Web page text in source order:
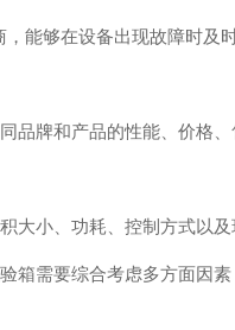
够在设备出现故障时及时
牌和产品的性能、价格、
小、功耗、控制方式以及
需要综合考虑多方面因素